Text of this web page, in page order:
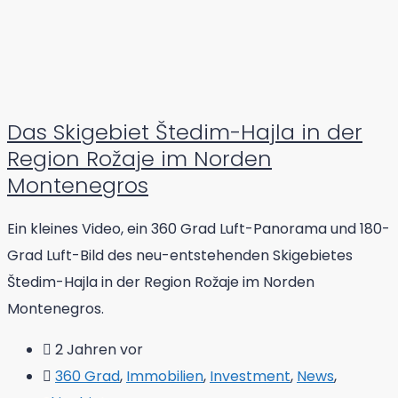
Das Skigebiet Štedim-Hajla in der
Region Rožaje im Norden
Montenegros
Ein kleines Video, ein 360 Grad Luft-Panorama und 180-
Grad Luft-Bild des neu-entstehenden Skigebietes
Štedim-Hajla in der Region Rožaje im Norden
Montenegros.
2 Jahren vor
360 Grad, Immobilien, Investment, News,